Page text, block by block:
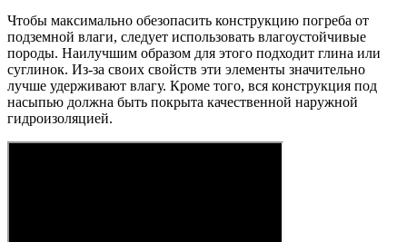
Чтобы максимально обезопасить конструкцию погреба от
подземной влаги, следует использовать влагоустойчивые
породы. Наилучшим образом для этого подходит глина или
суглинок. Из-за своих свойств эти элементы значительно
лучше удерживают влагу. Кроме того, вся конструкция под
насыпью должна быть покрыта качественной наружной
гидроизоляцией.